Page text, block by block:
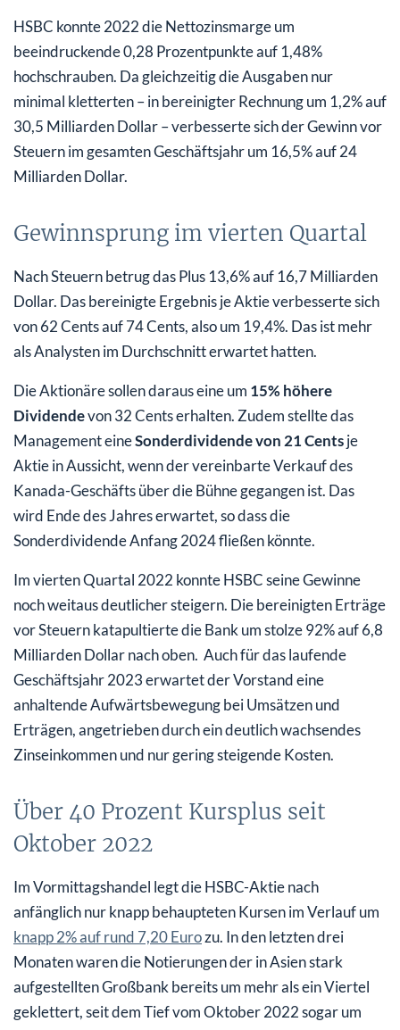
HSBC konnte 2022 die Nettozinsmarge um
beeindruckende 0,28 Prozentpunkte auf 1,48%
hochschrauben. Da gleichzeitig die Ausgaben nur
minimal kletterten – in bereinigter Rechnung um 1,2% auf
30,5 Milliarden Dollar – verbesserte sich der Gewinn vor
Steuern im gesamten Geschäftsjahr um 16,5% auf 24
Milliarden Dollar.
Gewinnsprung im vierten Quartal
Nach Steuern betrug das Plus 13,6% auf 16,7 Milliarden
Dollar. Das bereinigte Ergebnis je Aktie verbesserte sich
von 62 Cents auf 74 Cents, also um 19,4%. Das ist mehr
als Analysten im Durchschnitt erwartet hatten.
Die Aktionäre sollen daraus eine um 15% höhere
Dividendevon 32 Cents erhalten. Zudem stellte das
Management eineSonderdividende von 21 Centsje
Aktie in Aussicht, wenn der vereinbarte Verkauf des
Kanada-Geschäfts über die Bühne gegangen ist. Das
wird Ende des Jahres erwartet, so dass die
Sonderdividende Anfang 2024 fließen könnte.
Im vierten Quartal 2022 konnte HSBC seine Gewinne
noch weitaus deutlicher steigern. Die bereinigten Erträge
vor Steuern katapultierte die Bank um stolze 92% auf 6,8
Milliarden Dollar nach oben. Auch für das laufende
Geschäftsjahr 2023 erwartet der Vorstand eine
anhaltende Aufwärtsbewegung bei Umsätzen und
Erträgen, angetrieben durch ein deutlich wachsendes
Zinseinkommen und nur gering steigende Kosten.
Über 40 Prozent Kursplus seit
Oktober 2022
Im Vormittagshandel legt die HSBC-Aktie nach
anfänglich nur knapp behaupteten Kursen im Verlauf um
knapp 2% auf rund 7,20 Eurozu. In den letzten drei
Monaten waren die Notierungen der in Asien stark
aufgestellten Großbank bereits um mehr als ein Viertel
geklettert, seit dem Tief vom Oktober 2022 sogar um